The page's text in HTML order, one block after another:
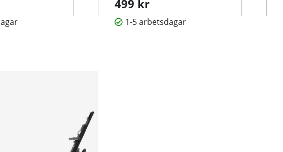
nya träningspass.
499 kr
1-5 arbetsdagar